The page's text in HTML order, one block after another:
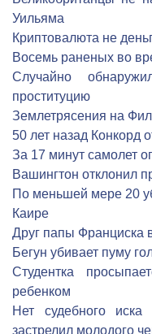
Уильяма
Криптовалюта не
Восемь раненых во
Cлучайно
проституцию
Землетрясения на
50 лет назад Конкорд
За 17 минут самолет
Вашингтон отклонил
По меньшей мере 20
Каире
Друг папы Франциска
Бегун убивает пуму
Студентка
ребенком
Нет судебного иска
застрелил молодого